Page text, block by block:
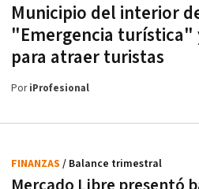
Municipio del interior
"Emergencia turística"
para atraer turistas
PoriProfesional
FINANZAS / Balance trimestral